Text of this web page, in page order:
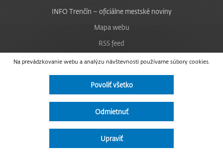
Na prevádzkovanie webu a analýzu návštevnosti používame súbory cookies.
Povoliť všetko
Odmietnuť
Upraviť
INFO Trenčín – oficiálne mestské noviny
Mapa webu
RSS feed
Nastavenie cookies
Facebook
Instagram
Vyhlásenie o prístupnosti